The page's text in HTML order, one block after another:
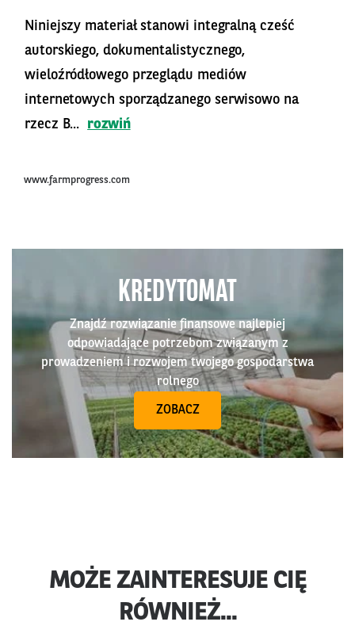
Niniejszy materiał stanowi integralną cześć
autorskiego, dokumentalistycznego,
wieloźródłowego przeglądu mediów
internetowych sporządzanego serwisowo na
rzecz B...
rozwiń
www.farmprogress.com
KREDYTOMAT
Znajdź rozwiązanie finansowe najlepiej
odpowiadające potrzebom związanym z
prowadzeniem i rozwojem twojego gospodarstwa
rolnego
ZOBACZ
MOŻE ZAINTERESUJE CIĘ
RÓWNIEŻ...